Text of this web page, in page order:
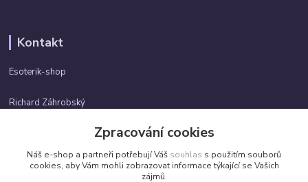
Kontakt
Esoterik-shop
Richard Záhrobský
info@esoterik-shop.cz
Zpracování cookies
Náš e-shop a partneři potřebují Váš souhlas s použitím souborů
cookies, aby Vám mohli zobrazovat informace týkající se Vašich
zájmů.